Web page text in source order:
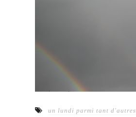
un lundi parmi tant d'autres